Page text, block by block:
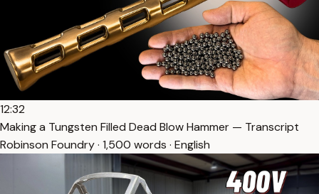
12:32
Making a Tungsten Filled Dead Blow Hammer — Transcript
Robinson Foundry · 1,500 words · English